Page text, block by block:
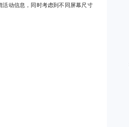
动信息，同时考虑到不同屏幕尺寸